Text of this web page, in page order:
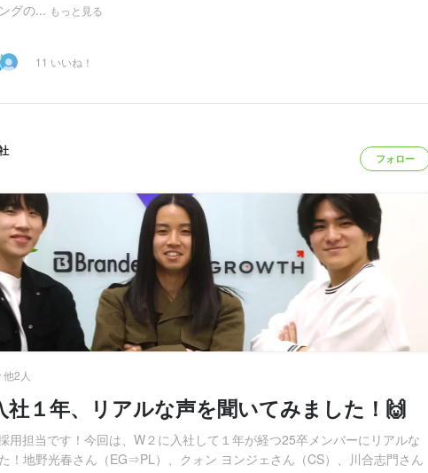
グの... もっと見る
11 いいね！
フォロー
他2人
社１年、リアルな声を聞いてみました！🙌
用担当です！今回は、W２に入社して１年が経つ25卒メンバーにリアルな
！地野光春さん（EG⇒PL）、クォン ヨンジェさん（CS）、川合志門さん